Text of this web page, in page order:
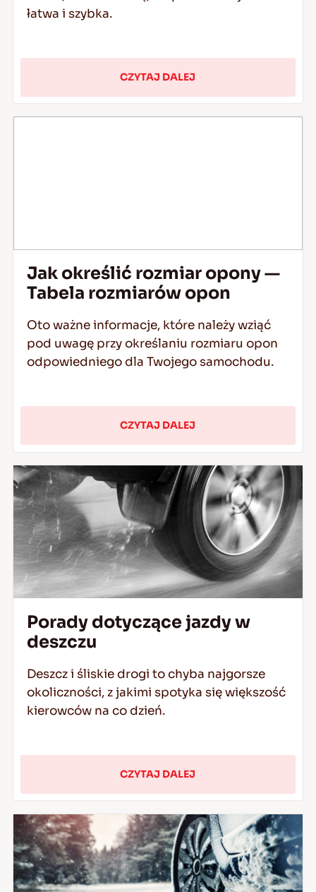
łatwa i szybka.
CZYTAJ DALEJ
Jak określić rozmiar opony —
Tabela rozmiarów opon
Oto ważne informacje, które należy wziąć
pod uwagę przy określaniu rozmiaru opon
odpowiedniego dla Twojego samochodu.
CZYTAJ DALEJ
Porady dotyczące jazdy w
deszczu
Deszcz i śliskie drogi to chyba najgorsze
okoliczności, z jakimi spotyka się większość
kierowców na co dzień.
CZYTAJ DALEJ